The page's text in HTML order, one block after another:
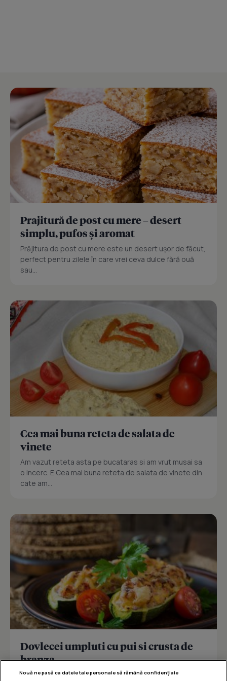
Prajitură de post cu mere – desert
simplu, pufos și aromat
Prăjitura de post cu mere este un desert ușor de făcut,
perfect pentru zilele în care vrei ceva dulce fără ouă
sau...
Cea mai buna reteta de salata de
vinete
Am vazut reteta asta pe bucataras si am vrut musai sa
o incerc. E Cea mai buna reteta de salata de vinete din
cate am...
Dovlecei umpluti cu pui si crusta de
branza
Reteta delicioasa de dovlecei umpluti cu pui si crusta
Nouă ne pasă ca datele tale personale să rămână confidențiale